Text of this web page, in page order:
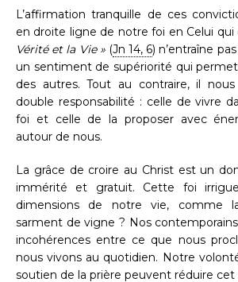
L’affirmation tranquille de ces
en droite ligne de notre foi en Celui qui
Vérité et la Vie »(Jn 14, 6) n’entraîne
un sentiment de supériorité qui
des autres. Tout au contraire, il
double responsabilité : celle de vivre
foi et celle de la proposer avec
autour de nous.
La grâce de croire au Christ est un
immérité et gratuit. Cette foi
dimensions de notre vie, comme
sarment de vigne ? Nos
incohérences entre ce que nous
nous vivons au quotidien. Notre
soutien de la prière peuvent réduire cet